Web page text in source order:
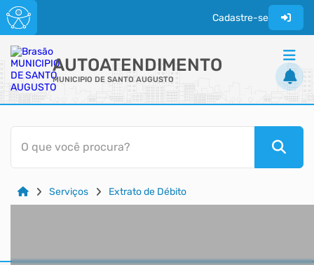
Cadastre-se
AUTOATENDIMENTO
MUNICIPIO DE SANTO AUGUSTO
ACESSO RÁPIDO
Acessibilidade
Transparência
O que você procura?
Serviços Extrato de Débito